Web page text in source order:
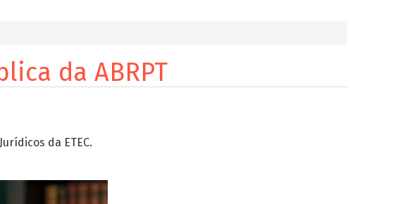
da ABRPT
da ETEC.